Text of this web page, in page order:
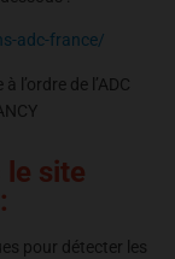
adc-france/
l’ordre de l’ADC
le site
pour détecter les